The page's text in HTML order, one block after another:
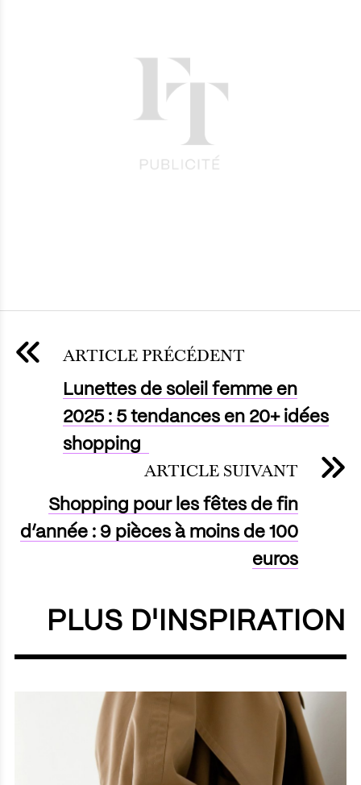
ARTICLE PRÉCÉDENT
Lunettes de soleil femme en
2025 : 5 tendances en 20+ idées
shopping
ARTICLE SUIVANT
Shopping pour les fêtes de fin
d’année : 9 pièces à moins de 100
euros
PLUS D'INSPIRATION